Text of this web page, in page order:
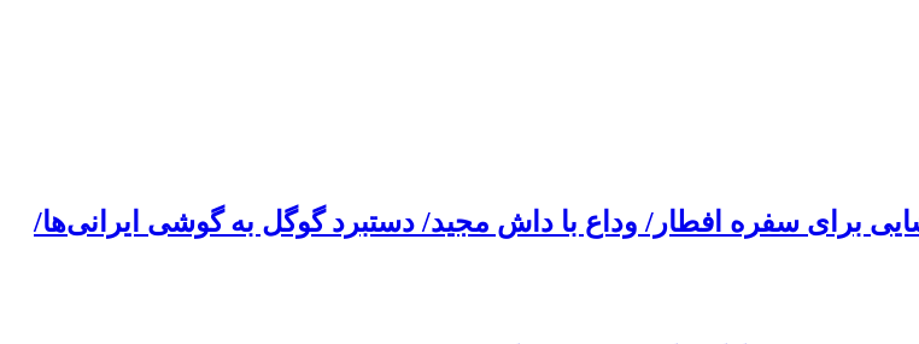
برای سفره افطار/ وداع با داش مجید/ دستبرد گوگل به گوشی ایرانی‌ها/